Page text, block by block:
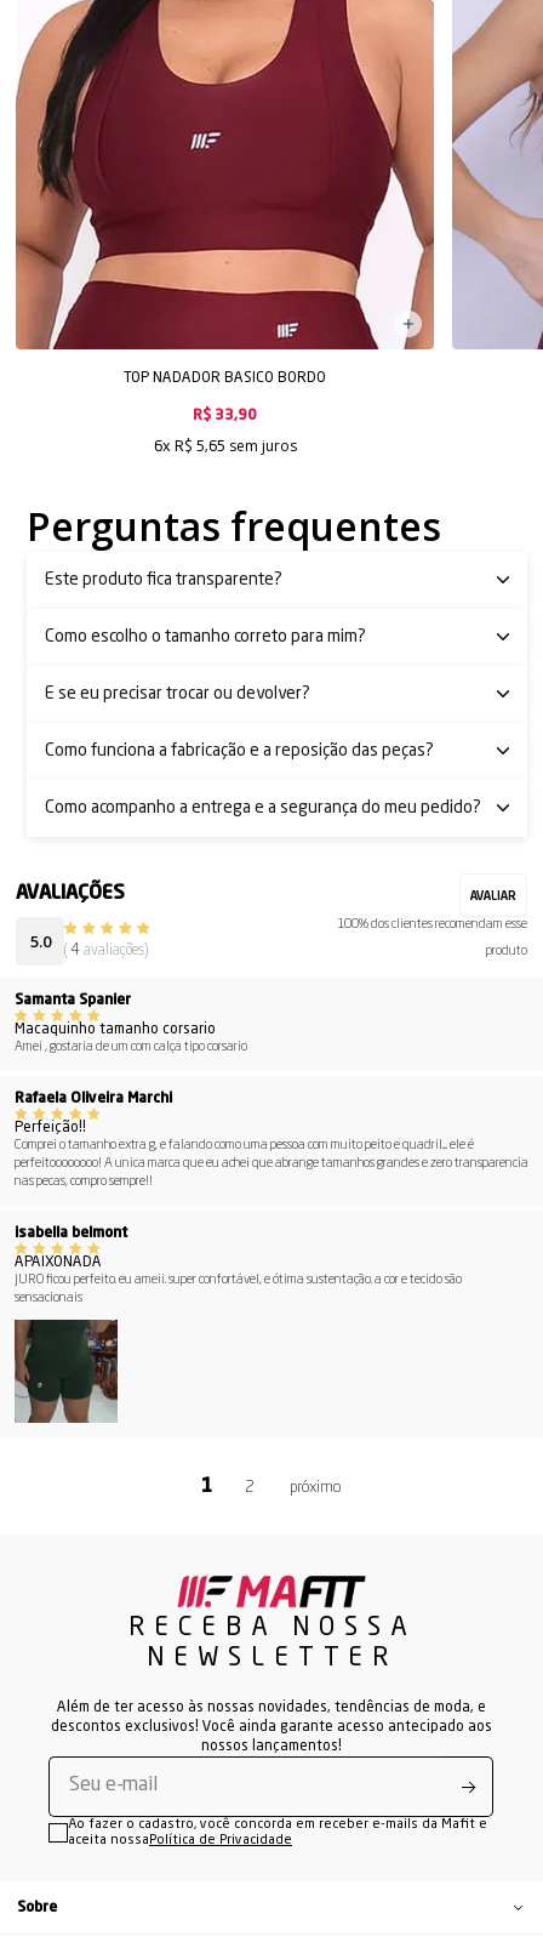
TOP NADADOR BASICO BORDO
R$ 33,90
6x R$ 5,65 sem juros
Perguntas frequentes
Este produto fica transparente?
Como escolho o tamanho correto para mim?
E se eu precisar trocar ou devolver?
Como funciona a fabricação e a reposição das peças?
Como acompanho a entrega e a segurança do meu pedido?
5.0 (4 avaliações)
100% dos clientes recomendam esse
produto
Samanta Spanier
Macaquinho tamanho corsario
Amei , gostaria de um com calça tipo corsario
Rafaela Oliveira Marchi
Perfeição!!
Comprei o tamanho extra g, e falando como uma pessoa com muito peito e quadril.... ele é
perfeitoooooooo! A unica marca que eu achei que abrange tamanhos grandes e zero transparencia
nas pecas, compro sempre!!
isabella belmont
APAIXONADA
JURO ficou perfeito. eu ameii. super confortável, e ótima sustentação. a cor e tecido são
sensacionais
2
RECEBA NOSSA
NEWSLETTER
Além de ter acesso às nossas novidades, tendências de moda, e
descontos exclusivos! Você ainda garante acesso antecipado aos
nossos lançamentos!
Ao fazer o cadastro, você concorda em receber e-mails da Mafit e
aceita nossa Política de Privacidade
Sobre